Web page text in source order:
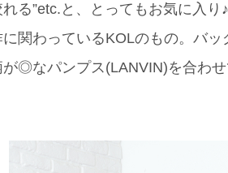
る”etc.と、とってもお気に入
関わっているKOLのもの。バ
◎なパンプス(LANVIN)を合わ